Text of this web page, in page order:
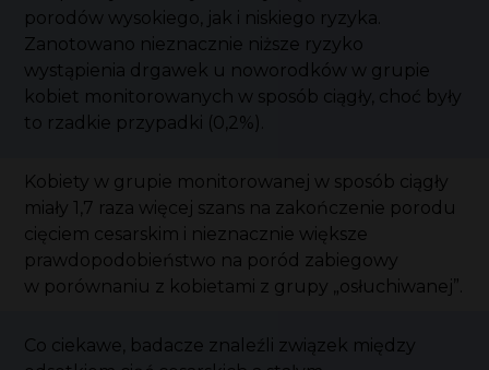
porodów wysokiego, jak i niskiego ryzyka.
Zanotowano nieznacznie niższe ryzyko
wystąpienia drgawek u noworodków w grupie
kobiet monitorowanych w sposób ciągły, choć były
to rzadkie przypadki (0,2%).
Kobiety w grupie monitorowanej w sposób ciągły
miały 1,7 raza więcej szans na zakończenie porodu
cięciem cesarskim i nieznacznie większe
prawdopodobieństwo na poród zabiegowy
w porównaniu z kobietami z grupy „osłuchiwanej”.
Co ciekawe, badacze znaleźli związek między